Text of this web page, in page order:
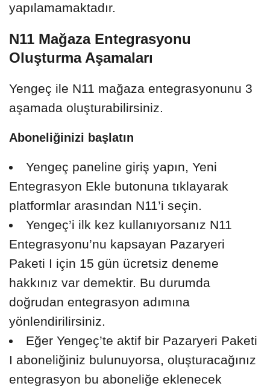
yapılamamaktadır.
N11 Mağaza Entegrasyonu
Oluşturma Aşamaları
Yengeç ile N11 mağaza entegrasyonunu 3
aşamada oluşturabilirsiniz.
Aboneliğinizi başlatın
Yengeç paneline giriş yapın, Yeni
Entegrasyon Ekle butonuna tıklayarak
platformlar arasından N11’i seçin.
Yengeç’i ilk kez kullanıyorsanız N11
Entegrasyonu’nu kapsayan Pazaryeri
Paketi I için 15 gün ücretsiz deneme
hakkınız var demektir. Bu durumda
doğrudan entegrasyon adımına
yönlendirilirsiniz.
Eğer Yengeç’te aktif bir Pazaryeri Paketi
I aboneliğiniz bulunuyorsa, oluşturacağınız
entegrasyon bu aboneliğe eklenecek